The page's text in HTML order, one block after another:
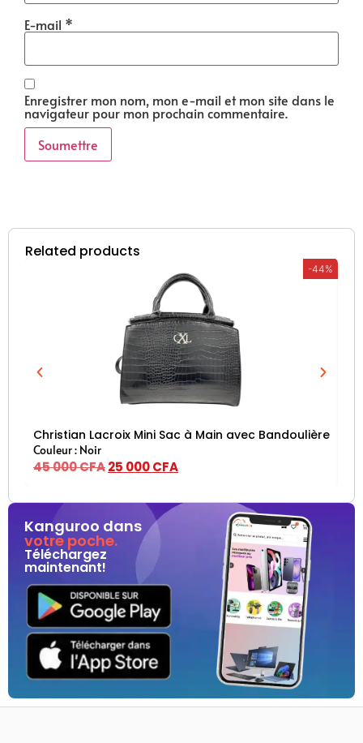
E-mail *
Enregistrer mon nom, mon e-mail et mon site dans le
navigateur pour mon prochain commentaire.
Related products
-44%
Christian Lacroix Mini Sac à Main avec Bandoulière –
Couleur : Noir
45 000CFA25 000CFA
Kanguroo dans
votre poche.
Téléchargez
maintenant!